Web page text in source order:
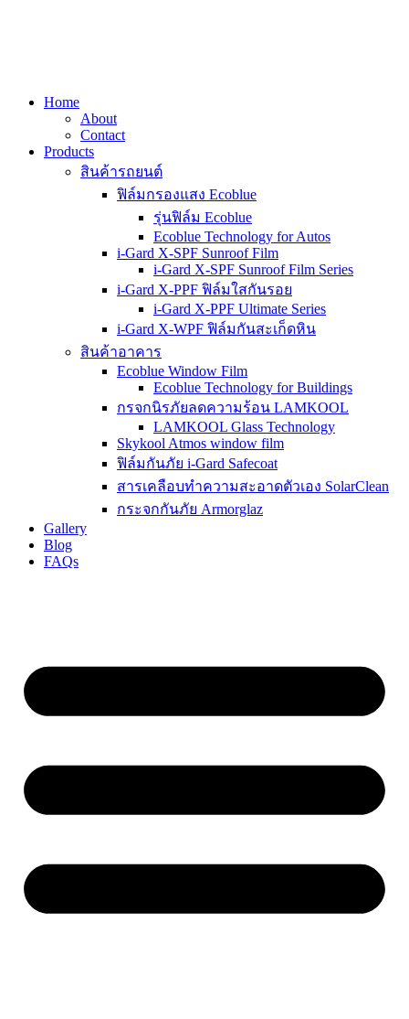
Home
About
Contact
Products
สินค้ารถยนต์
ฟิล์มกรองแสง Ecoblue
รุ่นฟิล์ม Ecoblue
Ecoblue Technology for Autos
i-Gard X-SPF Sunroof Film
i-Gard X-SPF Sunroof Film Series
i-Gard X-PPF ฟิล์มใสกันรอย
i-Gard X-PPF Ultimate Series
i-Gard X-WPF ฟิล์มกันสะเก็ดหิน
สินค้าอาคาร
Ecoblue Window Film
Ecoblue Technology for Buildings
กรจกนิรภัยลดความร้อน LAMKOOL
LAMKOOL Glass Technology
Skykool Atmos window film
ฟิล์มกันภัย i-Gard Safecoat
สารเคลือบทำความสะอาดตัวเอง SolarClean
กระจกกันภัย Armorglaz
Gallery
Blog
FAQs